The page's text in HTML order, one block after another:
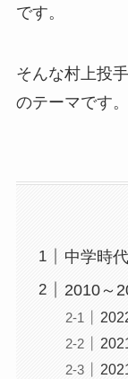
です。
そんな村上投
のテーマです。
中学時
2010～